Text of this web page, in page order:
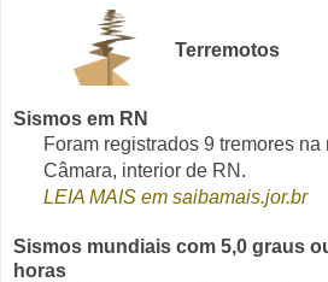
Terremotos
Sismos em RN
Foram registrados 9 tremores
Câmara, interior de RN.
LEIA MAIS em saibamais.jor.br
Sismos mundiais com 5,0 graus
horas